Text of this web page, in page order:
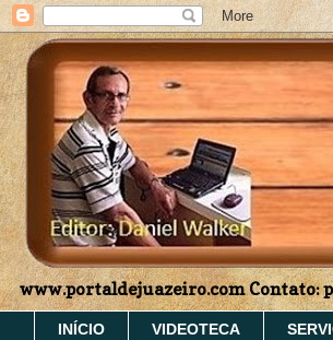
www.portaldejuazeiro.com
INÍCIO VIDEOTECA